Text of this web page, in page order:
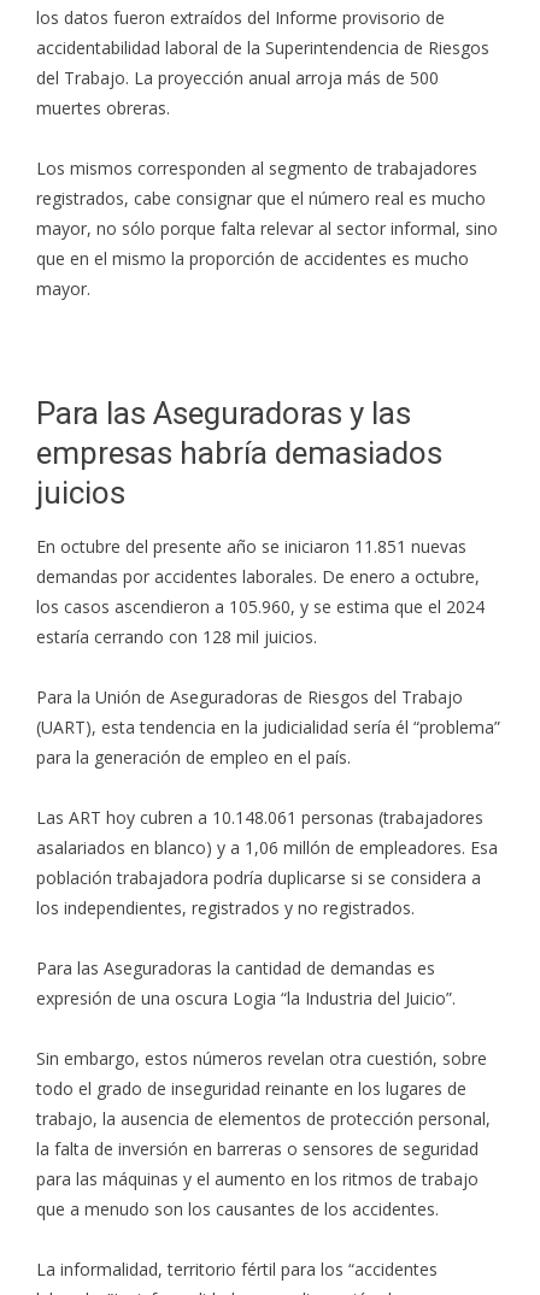
los datos fueron extraídos del Informe provisorio de
accidentabilidad laboral de la Superintendencia de Riesgos
del Trabajo. La proyección anual arroja más de 500
muertes obreras.
Los mismos corresponden al segmento de trabajadores
registrados, cabe consignar que el número real es mucho
mayor, no sólo porque falta relevar al sector informal, sino
que en el mismo la proporción de accidentes es mucho
mayor.
Para las Aseguradoras y las
empresas habría demasiados
juicios
En octubre del presente año se iniciaron 11.851 nuevas
demandas por accidentes laborales. De enero a octubre,
los casos ascendieron a 105.960, y se estima que el 2024
estaría cerrando con 128 mil juicios.
Para la Unión de Aseguradoras de Riesgos del Trabajo
(UART), esta tendencia en la judicialidad sería él “problema”
para la generación de empleo en el país.
Las ART hoy cubren a 10.148.061 personas (trabajadores
asalariados en blanco) y a 1,06 millón de empleadores. Esa
población trabajadora podría duplicarse si se considera a
los independientes, registrados y no registrados.
Para las Aseguradoras la cantidad de demandas es
expresión de una oscura Logia “la Industria del Juicio”.
Sin embargo, estos números revelan otra cuestión, sobre
todo el grado de inseguridad reinante en los lugares de
trabajo, la ausencia de elementos de protección personal,
la falta de inversión en barreras o sensores de seguridad
para las máquinas y el aumento en los ritmos de trabajo
que a menudo son los causantes de los accidentes.
La informalidad, territorio fértil para los “accidentes